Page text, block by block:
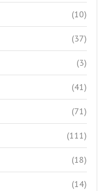
(10)
(37)
(3)
(41)
(71)
(111)
(18)
(14)